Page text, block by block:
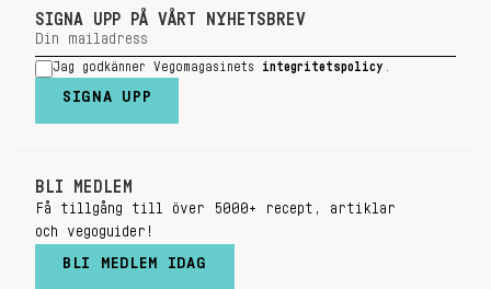
SIGNA UPP PÅ VÅRT NYHETSBREV
Jag godkänner Vegomagasinets integritetspolicy
SIGNA UPP
BLI MEDLEM
Få tillgång till över 5000+ recept, artiklar
och vegoguider!
BLI MEDLEM IDAG